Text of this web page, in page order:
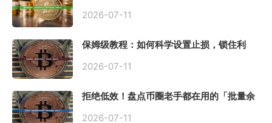
2026-07-11
保姆级教程：如何科学设置止损，锁住利
2026-07-11
拒绝低效！盘点币圈老手都在用的「批量余
2026-07-11